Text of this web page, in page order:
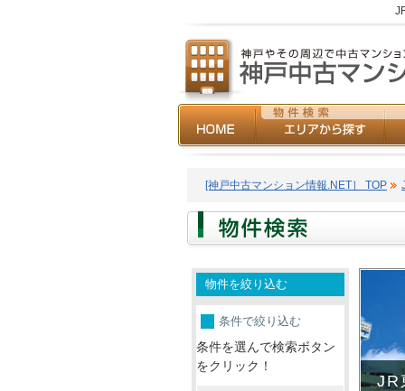
[神戸中古マンション情報.NET］ TOP
物件を絞り込む
条件で絞り込む
条件を選んで検索ボタン
をクリック！
JR